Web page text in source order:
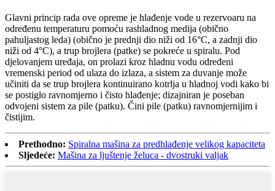
Glavni princip rada ove opreme je hlađenje vode u rezervoaru na
određenu temperaturu pomoću rashladnog medija (obično
pahuljastog leda) (obično je prednji dio niži od 16°C, a zadnji dio
niži od 4°C), a trup brojlera (patke) se pokreće u spiralu. Pod
djelovanjem uređaja, on prolazi kroz hladnu vodu određeni
vremenski period od ulaza do izlaza, a sistem za duvanje može
učiniti da se trup brojlera kontinuirano kotrlja u hladnoj vodi kako bi
se postiglo ravnomjerno i čisto hlađenje; dizajniran je poseban
odvojeni sistem za pile (patku). Čini pile (patku) ravnomjernijim i
čistijim.
Prethodno: Spiralna mašina za predhlađenje velikog kapaciteta
Sljedeće: Mašina za ljuštenje želuca - dvostruki valjak